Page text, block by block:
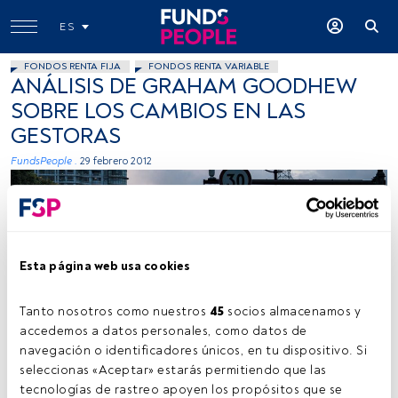
Esta página web usa cookies
Tanto nosotros como nuestros 45 socios almacenamos y
accedemos a datos personales, como datos de
navegación o identificadores únicos, en tu dispositivo. Si
seleccionas «Aceptar» estarás permitiendo que las
tecnologías de rastreo apoyen los propósitos que se
ES
FONDOS RENTA FIJA FONDOS RENTA VARIABLE
ANÁLISIS DE GRAHAM GOODHEW
SOBRE LOS CAMBIOS EN LAS
GESTORAS
FundsPeople . 29 febrero 2012
Tiempo lectura: 7 s.